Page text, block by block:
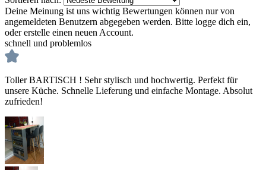
Deine Meinung ist uns wichtig Bewertungen können nur von
angemeldeten Benutzern abgegeben werden. Bitte logge dich ein,
oder erstelle einen neuen Account.
schnell und problemlos
Toller BARTISCH ! Sehr stylisch und hochwertig. Perfekt für
unsere Küche. Schnelle Lieferung und einfache Montage. Absolut
zufrieden!